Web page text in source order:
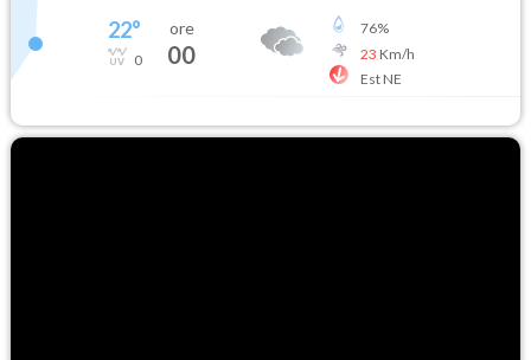
22°
0
ore
00
76%
23 Km/h
Est NE